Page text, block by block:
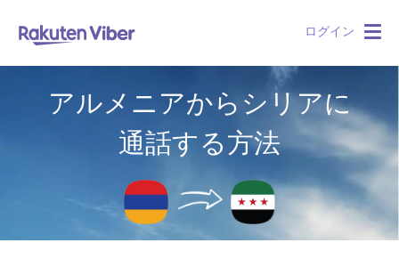
ログイン
アルメニアからシリアに
通話する方法